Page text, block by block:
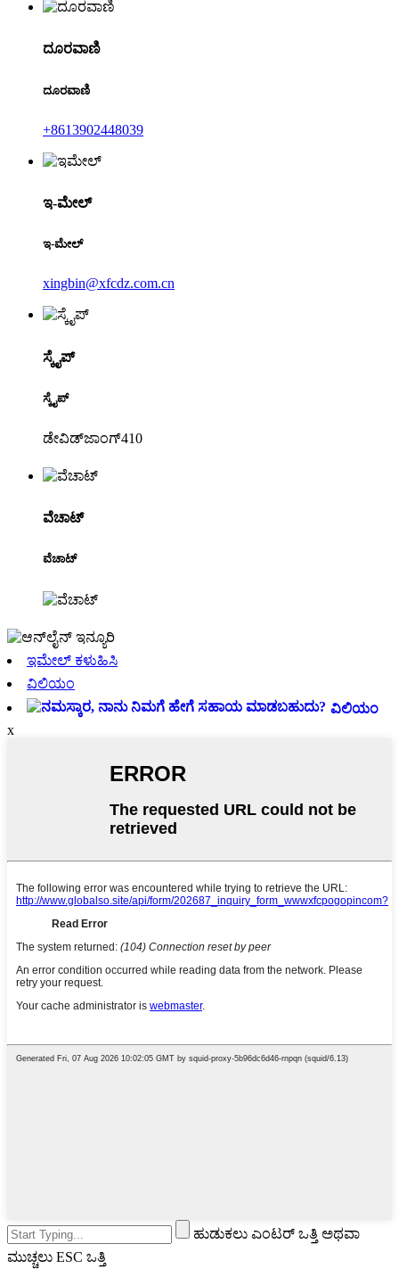
ದೂರವಾಣಿ
ದೂರವಾಣಿ
+8613902448039
ಇ-ಮೇಲ್
ಇ-ಮೇಲ್
xingbin@xfcdz.com.cn
ಸ್ಕೈಪ್
ಸ್ಕೈಪ್
ಡೇವಿಡ್‌ಜಾಂಗ್410
ವೆಚಾಟ್
ವೆಚಾಟ್
ಇಮೇಲ್ ಕಳುಹಿಸಿ
ವಿಲಿಯಂ
ವಿಲಿಯಂ
x
ಹುಡುಕಲು ಎಂಟರ್ ಒತ್ತಿ ಅಥವಾ
ಮುಚ್ಚಲು ESC ಒತ್ತಿ